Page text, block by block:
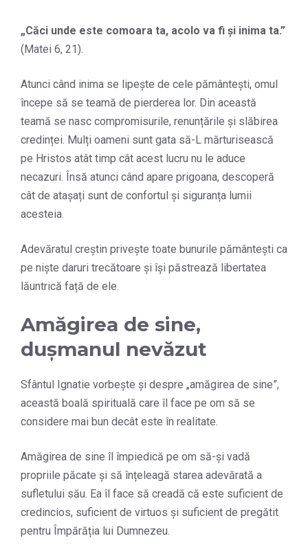
„Căci unde este comoara ta, acolo va fi şi inima ta.”
(Matei 6, 21).
Atunci când inima se lipește de cele pământești, omul
începe să se teamă de pierderea lor. Din această
teamă se nasc compromisurile, renunțările și slăbirea
credinței. Mulți oameni sunt gata să-L mărturisească
pe Hristos atât timp cât acest lucru nu le aduce
necazuri. Însă atunci când apare prigoana, descoperă
cât de atașați sunt de confortul și siguranța lumii
acesteia.
Adevăratul creștin privește toate bunurile pământești ca
pe niște daruri trecătoare și își păstrează libertatea
lăuntrică față de ele.
Amăgirea de sine,
dușmanul nevăzut
Sfântul Ignatie vorbește și despre „amăgirea de sine”,
această boală spirituală care îl face pe om să se
considere mai bun decât este în realitate.
Amăgirea de sine îl împiedică pe om să-și vadă
propriile păcate și să înțeleagă starea adevărată a
sufletului său. Ea îl face să creadă că este suficient de
credincios, suficient de virtuos și suficient de pregătit
pentru Împărăția lui Dumnezeu.